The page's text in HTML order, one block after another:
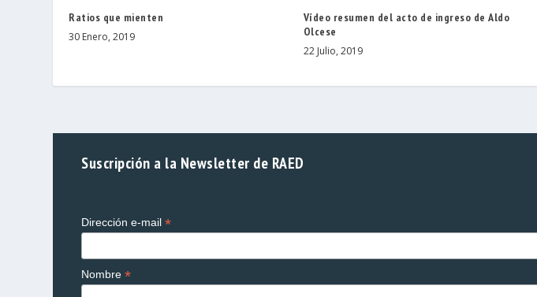
Ratios que mienten
30 Enero, 2019
Vídeo resumen del acto de ingreso de Aldo
Olcese
22 Julio, 2019
Suscripción a la Newsletter de RAED
Dirección e-mail*
Nombre*